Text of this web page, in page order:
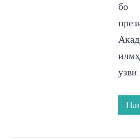
бо